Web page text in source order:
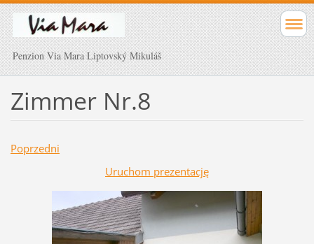
Penzion Via Mara Liptovský Mikuláš
Zimmer Nr.8
Poprzedni
Uruchom prezentację